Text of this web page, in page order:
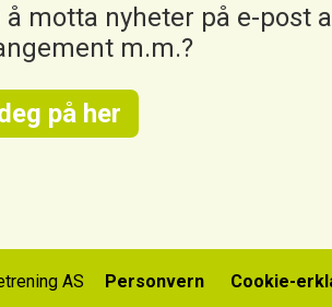
motta nyheter på e-post
m.m.?
på her
AS Personvern Cookie-